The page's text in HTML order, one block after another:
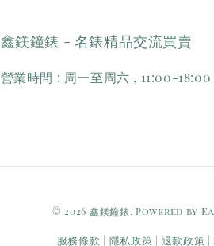
鑫鎂鐘錶 - 名錶精品交流買賣
營業時間 : 周一至周六 , 11:00-18:00
© 2026 鑫鎂鐘錶. Powered by
服務條款 隱私政策 退款政策 |